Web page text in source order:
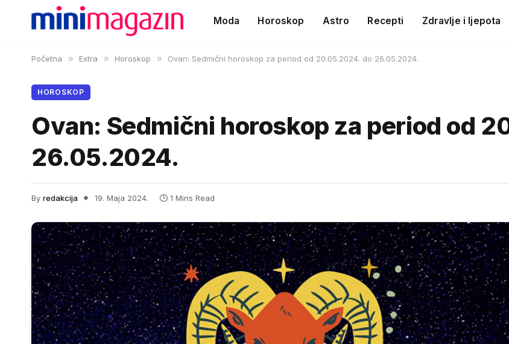
Moda Horoskop Astro Recepti Zdravlje i ljepota
Početna » Extra » Horoskop » Ovan: Sedmični horoskop za period od 20.05.2024. do 26.05.2024.
HOROSKOP
Ovan: Sedmični horoskop za period od
26.05.2024.
By redakcija 19. Maja 2024. 1 Mins Read